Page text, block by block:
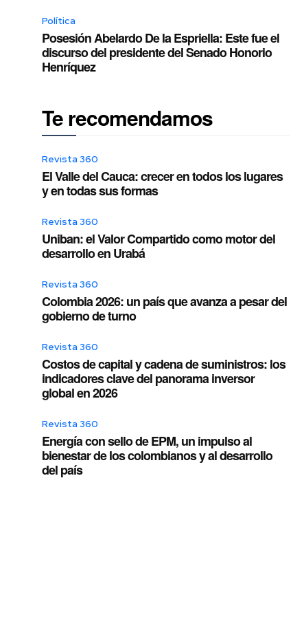
Política
Posesión Abelardo De la Espriella: Este fue el
discurso del presidente del Senado Honorio
Henríquez
Te recomendamos
Revista 360
El Valle del Cauca: crecer en todos los lugares
y en todas sus formas
Revista 360
Uniban: el Valor Compartido como motor del
desarrollo en Urabá
Revista 360
Colombia 2026: un país que avanza a pesar del
gobierno de turno
Revista 360
Costos de capital y cadena de suministros: los
indicadores clave del panorama inversor
global en 2026
Revista 360
Energía con sello de EPM, un impulso al
bienestar de los colombianos y al desarrollo
del país